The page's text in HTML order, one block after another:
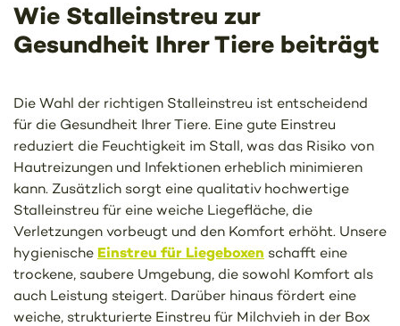
Wie Stalleinstreu zur
Gesundheit Ihrer Tiere beiträgt
Die Wahl der richtigen Stalleinstreu ist entscheidend
für die Gesundheit Ihrer Tiere. Eine gute Einstreu
reduziert die Feuchtigkeit im Stall, was das Risiko von
Hautreizungen und Infektionen erheblich minimieren
kann. Zusätzlich sorgt eine qualitativ hochwertige
Stalleinstreu für eine weiche Liegefläche, die
Verletzungen vorbeugt und den Komfort erhöht. Unsere
hygienische Einstreu für Liegeboxen schafft eine
trockene, saubere Umgebung, die sowohl Komfort als
auch Leistung steigert. Darüber hinaus fördert eine
weiche, strukturierte Einstreu für Milchvieh in der Box